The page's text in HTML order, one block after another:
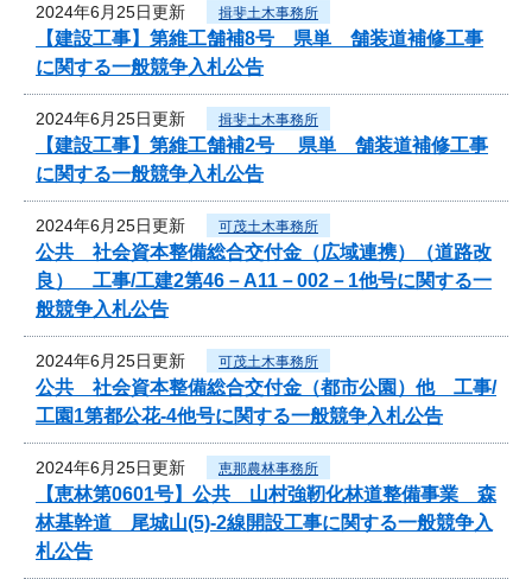
2024年6月25日更新 揖斐土木事務所
【建設工事】第維工舗補8号 県単 舗装道補修工事
に関する一般競争入札公告
2024年6月25日更新 揖斐土木事務所
【建設工事】第維工舗補2号 県単 舗装道補修工事
に関する一般競争入札公告
2024年6月25日更新 可茂土木事務所
公共 社会資本整備総合交付金（広域連携）（道路改
良） 工事/工建2第46－A11－002－1他号に関する一
般競争入札公告
2024年6月25日更新 可茂土木事務所
公共 社会資本整備総合交付金（都市公園）他 工事/
工園1第都公花-4他号に関する一般競争入札公告
2024年6月25日更新 恵那農林事務所
【恵林第0601号】公共 山村強靭化林道整備事業 森
林基幹道 尾城山(5)-2線開設工事に関する一般競争入
札公告